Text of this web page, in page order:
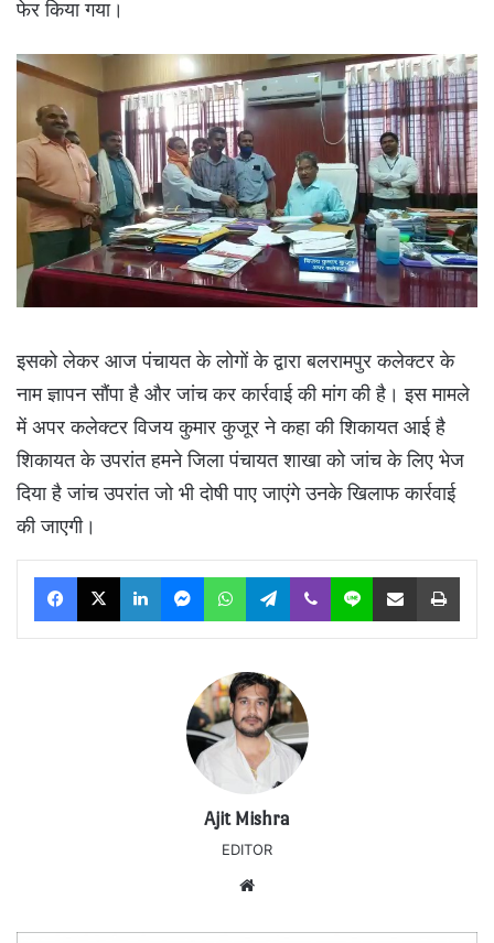
फेर किया गया।
इसको लेकर आज पंचायत के लोगों के द्वारा बलरामपुर कलेक्टर के
नाम ज्ञापन सौंपा है और जांच कर कार्रवाई की मांग की है। इस मामले
में अपर कलेक्टर विजय कुमार कुजूर ने कहा की शिकायत आई है
शिकायत के उपरांत हमने जिला पंचायत शाखा को जांच के लिए भेज
दिया है जांच उपरांत जो भी दोषी पाए जाएंगे उनके खिलाफ कार्रवाई
की जाएगी।
Facebook
X LinkedInMessengerWhatsAppTelegram
Viber Line Share via Email Print
Ajit Mishra
EDITOR